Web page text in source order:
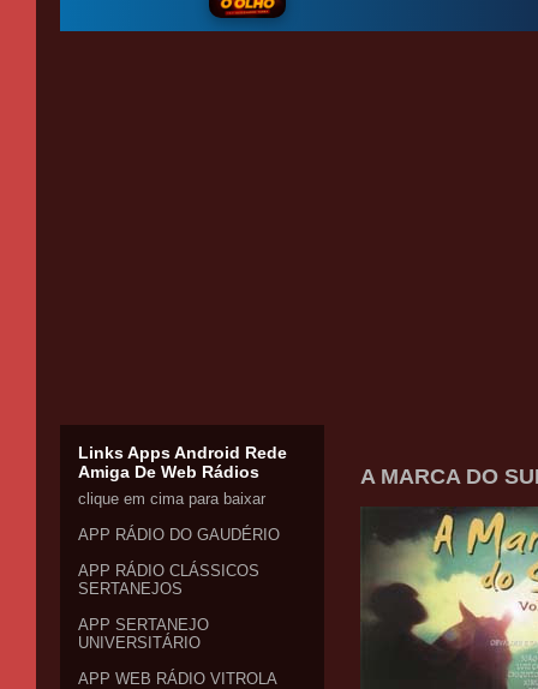
A MARCA DO
Links Apps Android Rede
Amiga De Web Rádios
clique em cima para baixar
APP RÁDIO DO GAUDÉRIO
APP RÁDIO CLÁSSICOS
SERTANEJOS
APP SERTANEJO
UNIVERSITÁRIO
APP WEB RÁDIO VITROLA